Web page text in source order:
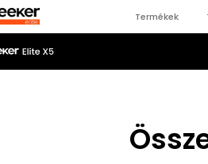
Termékek